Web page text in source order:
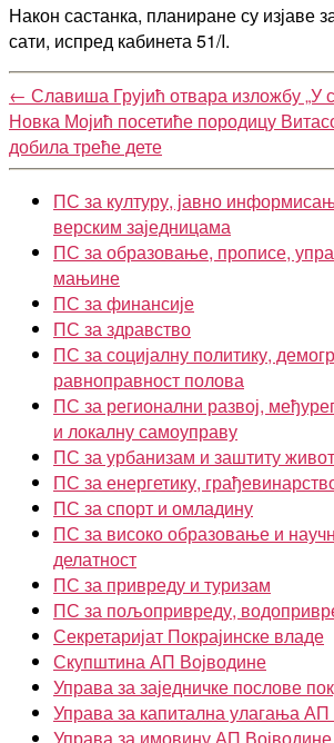
Након састанка, планиране су изјаве
сати, испред кабинета 51/I.
← Славиша Грујић отвара изложбу „У
Новка Мојић посетиће породицу
добила треће дете
ПС за културу, јавно
верским заједницама
ПС за образовање, прописе,
мањине
ПС за финансије
ПС за здравство
ПС за социјалну политику,
равноправност полова
ПС за регионални развој,
и локалну самоуправу
ПС за урбанизам и заштиту
ПС за енергетику,
ПС за спорт и омладину
ПС за високо образовање и
делатност
ПС за привреду и туризам
ПС за пољопривреду,
Секретаријат Покрајинске владе
Скупштина АП Војводине
Управа за заједничке послове
Управа за капитална улагања АП
Управа за имовину АП Војводине